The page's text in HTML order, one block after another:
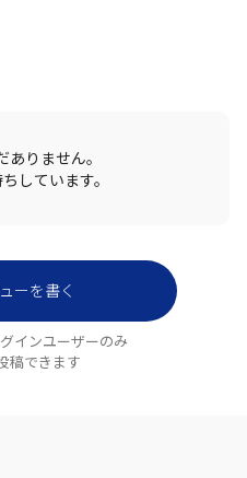
ありません。
しています。
ーを書く
インユーザーのみ
稿できます